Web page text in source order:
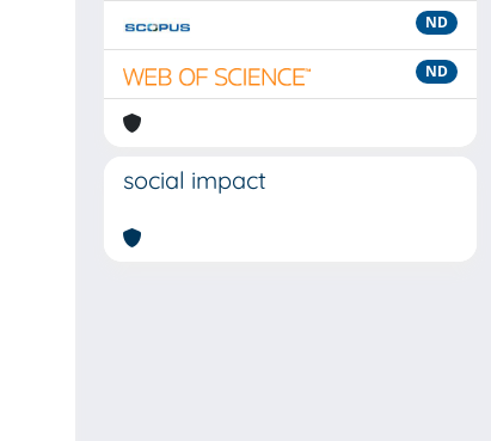
ND
ND
social impact